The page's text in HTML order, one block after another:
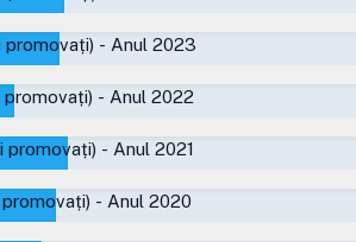
promovați) - Anul 2023
promovați) - Anul 2022
promovați) - Anul 2021
- Anul 2020